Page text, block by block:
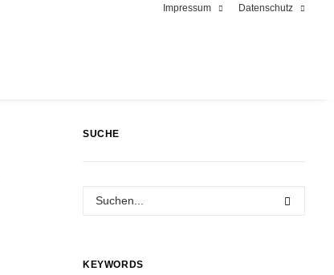
Impressum Datenschutz
SUCHE
KEYWORDS